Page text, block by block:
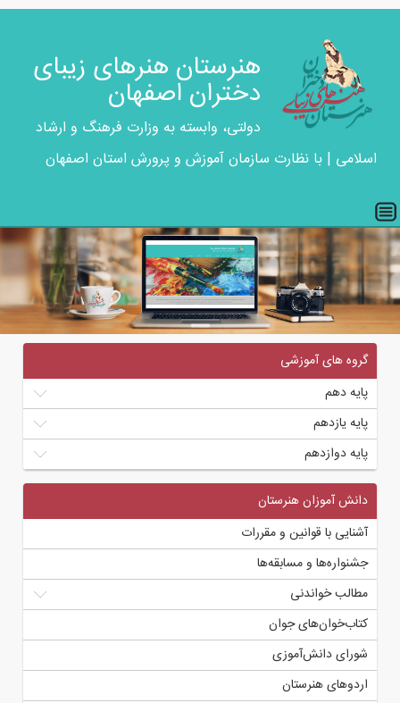
هنرستان هنرهای زیبای
دختران اصفهان
دولتی، وابسته به وزارت فرهنگ و ارشاد
اسلامی | با نظارت سازمان آموزش و پرورش استان اصفهان
گروه های آموزشی
پایه دهم
پایه یازدهم
پایه دوازدهم
دانش آموزان هنرستان
آشنایی با قوانین و مقررات
جشنواره‌ها و مسابقه‌ها
مطالب خواندنی
کتاب‌خوان‌های جوان
شورای دانش‌آموزی
اردوهای هنرستان